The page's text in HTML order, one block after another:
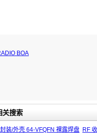
BOA
关搜索
装/外壳 64-VFQFN 裸露焊盘 RF